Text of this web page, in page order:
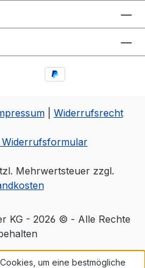
| Widerrufsrecht
Widerrufsformular
Mehrwertsteuer zzgl.
KG - 2026 © - Alle Rechte
um eine bestmögliche